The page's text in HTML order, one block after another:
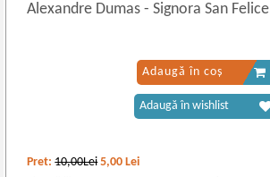
Alexandre Dumas- Signora San Felice
Pret:10,00Lei 5,00 Lei
Adaugă în coș
Adaugă în wishlist